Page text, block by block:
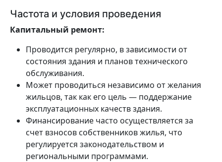
Частота и условия проведения
Капитальный ремонт:
Проводится регулярно, в зависимости от
состояния здания и планов технического
обслуживания.
Может проводиться независимо от желания
жильцов, так как его цель — поддержание
эксплуатационных качеств здания.
Финансирование часто осуществляется за
счет взносов собственников жилья, что
регулируется законодательством и
региональными программами.